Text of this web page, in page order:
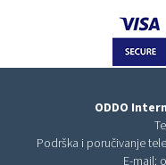
ODDO
Podrška i poručivanje
E-mail: